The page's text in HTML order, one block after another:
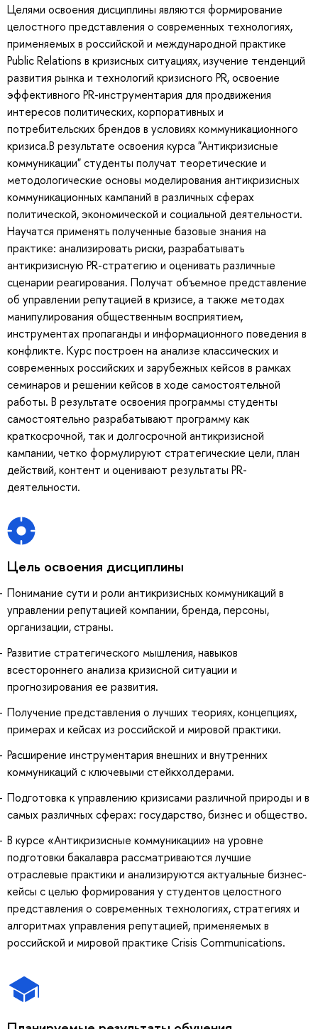
Целями освоения дисциплины являются формирование
целостного представления о современных технологиях,
применяемых в российской и международной практике
Public Relations в кризисных ситуациях, изучение тенденций
развития рынка и технологий кризисного PR, освоение
эффективного PR-инструментария для продвижения
интересов политических, корпоративных и
потребительских брендов в условиях коммуникационного
кризиса.В результате освоения курса "Антикризисные
коммуникации" студенты получат теоретические и
методологические основы моделирования антикризисных
коммуникационных кампаний в различных сферах
политической, экономической и социальной деятельности.
Научатся применять полученные базовые знания на
практике: анализировать риски, разрабатывать
антикризисную PR-стратегию и оценивать различные
сценарии реагирования. Получат объемное представление
об управлении репутацией в кризисе, а также методах
манипулирования общественным восприятием,
инструментах пропаганды и информационного поведения в
конфликте. Курс построен на анализе классических и
современных российских и зарубежных кейсов в рамках
семинаров и решении кейсов в ходе самостоятельной
работы. В результате освоения программы студенты
самостоятельно разрабатывают программу как
краткосрочной, так и долгосрочной антикризисной
кампании, четко формулируют стратегические цели, план
действий, контент и оценивают результаты PR-
деятельности.
Цель освоения дисциплины
Понимание сути и роли антикризисных коммуникаций в
управлении репутацией компании, бренда, персоны,
организации, страны.
Развитие стратегического мышления, навыков
всестороннего анализа кризисной ситуации и
прогнозирования ее развития.
Получение представления о лучших теориях, концепциях,
примерах и кейсах из российской и мировой практики.
Расширение инструментария внешних и внутренних
коммуникаций с ключевыми стейкхолдерами.
Подготовка к управлению кризисами различной природы и в
самых различных сферах: государство, бизнес и общество.
В курсе «Антикризисные коммуникации» на уровне
подготовки бакалавра рассматриваются лучшие
отраслевые практики и анализируются актуальные бизнес-
кейсы с целью формирования у студентов целостного
представления о современных технологиях, стратегиях и
алгоритмах управления репутацией, применяемых в
российской и мировой практике Crisis Communications.